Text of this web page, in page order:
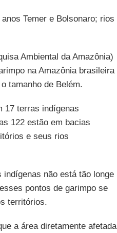
Temer e Bolsonaro; rios
Ambiental da Amazônia)
na Amazônia brasileira
tamanho de Belém.
17 terras indígenas
122 estão em bacias
e seus rios
não está tão longe
pontos de garimpo se
territórios.
a área diretamente afetada